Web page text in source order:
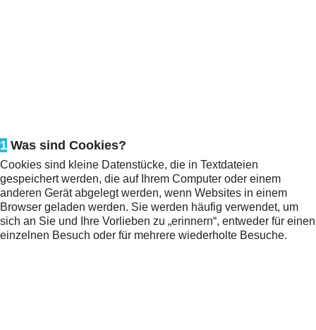
1 Was sind Cookies?
Cookies sind kleine Datenstücke, die in Textdateien
gespeichert werden, die auf Ihrem Computer oder einem
anderen Gerät abgelegt werden, wenn Websites in einem
Browser geladen werden. Sie werden häufig verwendet, um
sich an Sie und Ihre Vorlieben zu „erinnern“, entweder für einen
einzelnen Besuch oder für mehrere wiederholte Besuche.